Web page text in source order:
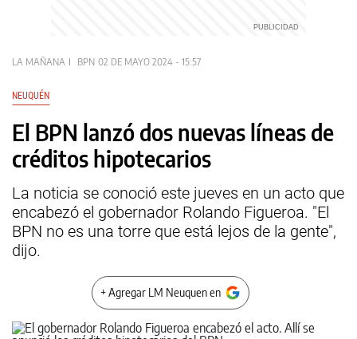
LA MAÑANA BPN 02 DE MAYO 2024 - 15:57
NEUQUÉN
El BPN lanzó dos nuevas líneas de
créditos hipotecarios
La noticia se conoció este jueves en un acto que
encabezó el gobernador Rolando Figueroa. "El
BPN no es una torre que está lejos de la gente",
dijo.
+ Agregar LM Neuquen en